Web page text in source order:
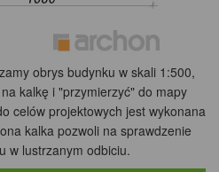
obrys budynku w skali 1:500,
kalkę i "przymierzyć" do mapy
celów projektowych jest wykonana
kalka pozwoli na sprawdzenie
w lustrzanym odbiciu.